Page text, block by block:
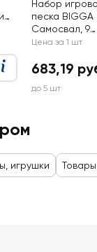
Набор
песка BIGGA
Самосвал, 9
предметов
Цена за 1 шт
683,19
до 5 шт
игрушки